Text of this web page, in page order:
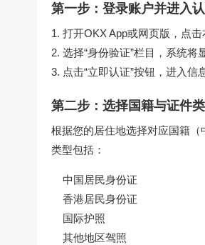
第一步：登录账户并进入
打开OKX App或网页版，点
选择“身份验证”栏目，系统将
点击“立即认证”按钮，进入信
第二步：选择国籍与证件
根据您的居住地选择对应国籍
类型包括：
中国居民身份证
香港居民身份证
国际护照
其他地区驾照